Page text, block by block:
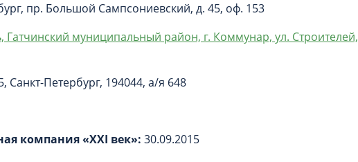
пр. Большой Сампсониевский, д. 45, оф. 153
Гатчинский муниципальный район, г. Коммунар, ул. Строителей,
Санкт-Петербург, 194044, а/я 648
компания «XXI век»: 30.09.2015